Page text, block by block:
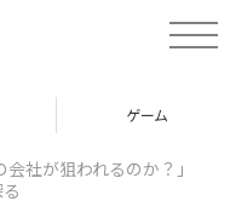
t
o
ゲーム
会社が狙われるのか？」